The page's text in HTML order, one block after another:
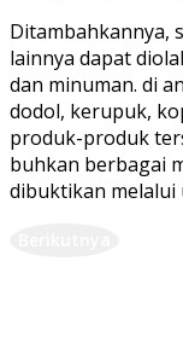
Ditambahkannya,
lainnya dapat
dan minuman. di
dodol, kerupuk,
produk-produk
buhkan berbagai
dibuktikan